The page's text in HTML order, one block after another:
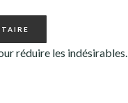
réduire les indésirables.